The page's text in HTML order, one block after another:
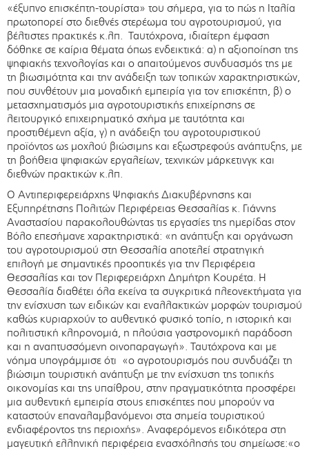
«έξυπνο επισκέπτη-τουρίστα» του σήμερα, για το πώς η Ιταλία
πρωτοπορεί στο διεθνές στερέωμα του αγροτουρισμού, για
βέλτιστες πρακτικές κ.λπ. Ταυτόχρονα, ιδιαίτερη έμφαση
δόθηκε σε καίρια θέματα όπως ενδεικτικά: α) η αξιοποίηση της
ψηφιακής τεχνολογίας και ο απαιτούμενος συνδυασμός της με
τη βιωσιμότητα και την ανάδειξη των τοπικών χαρακτηριστικών,
που συνθέτουν μια μοναδική εμπειρία για τον επισκέπτη, β) ο
μετασχηματισμός μια αγροτουριστικής επιχείρησης σε
λειτουργικό επιχειρηματικό σχήμα με ταυτότητα και
προστιθέμενη αξία, γ) η ανάδειξη του αγροτουριστικού
προϊόντος ως μοχλού βιώσιμης και εξωστρεφούς ανάπτυξης, με
τη βοήθεια ψηφιακών εργαλείων, τεχνικών μάρκετινγκ και
διεθνών πρακτικών κ.λπ.
Ο Αντιπεριφερειάρχης Ψηφιακής Διακυβέρνησης και
Εξυπηρέτησης Πολιτών Περιφέρειας Θεσσαλίας κ. Γιάννης
Αναστασίου παρακολουθώντας τις εργασίες της ημερίδας στον
Βόλο επεσήμανε χαρακτηριστικά: «η ανάπτυξη και οργάνωση
του αγροτουρισμού στη Θεσσαλία αποτελεί στρατηγική
επιλογή με σημαντικές προοπτικές για την Περιφέρεια
Θεσσαλίας και τον Περιφερειάρχη Δημήτρη Κουρέτα. Η
Θεσσαλία διαθέτει όλα εκείνα τα συγκριτικά πλεονεκτήματα για
την ενίσχυση των ειδικών και εναλλακτικών μορφών τουρισμού
καθώς κυριαρχούν το αυθεντικό φυσικό τοπίο, η ιστορική και
πολιτιστική κληρονομιά, η πλούσια γαστρονομική παράδοση
και η αναπτυσσόμενη οινοπαραγωγή». Ταυτόχρονα και με
νόημα υπογράμμισε ότι «ο αγροτουρισμός που συνδυάζει τη
βιώσιμη τουριστική ανάπτυξη με την ενίσχυση της τοπικής
οικονομίας και της υπαίθρου, στην πραγματικότητα προσφέρει
μια αυθεντική εμπειρία στους επισκέπτες που μπορούν να
καταστούν επαναλαμβανόμενοι στα σημεία τουριστικού
ενδιαφέροντος της περιοχής». Αναφερόμενος ειδικότερα στη
μαγευτική ελληνική περιφέρεια ενασχόλησής του σημείωσε:«ο